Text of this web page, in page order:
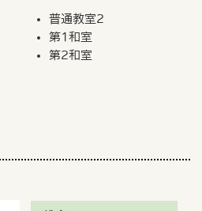
普通教室2
第1和室
第2和室